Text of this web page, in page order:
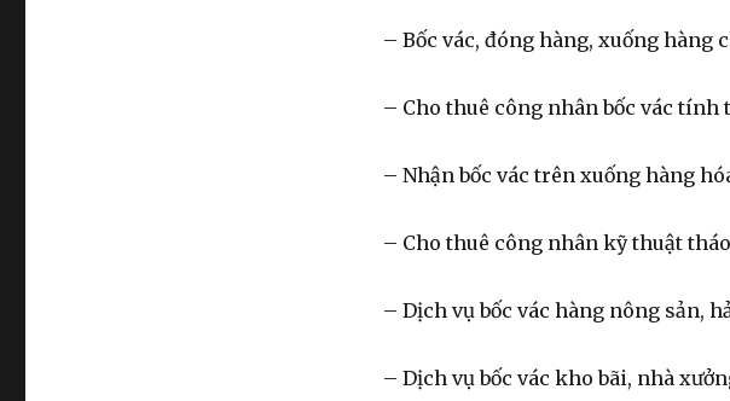
– Bốc vác, đóng hàng, xuống hàng
– Cho thuê công nhân bốc vác tính
– Nhận bốc vác trên xuống hàng
– Cho thuê công nhân kỹ thuật
– Dịch vụ bốc vác hàng nông sản,
– Dịch vụ bốc vác kho bãi, nhà